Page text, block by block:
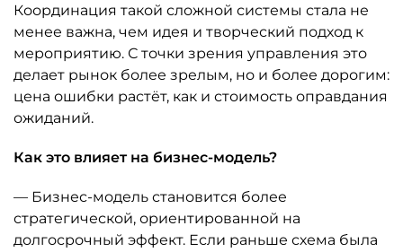
Координация такой сложной системы стала не
менее важна, чем идея и творческий подход к
мероприятию. С точки зрения управления это
делает рынок более зрелым, но и более дорогим:
цена ошибки растёт, как и стоимость оправдания
ожиданий.
Как это влияет на бизнес-модель?
— Бизнес-модель становится более
стратегической, ориентированной на
долгосрочный эффект. Если раньше схема была